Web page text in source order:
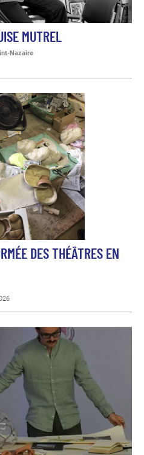
MUTREL
Nazaire
DES THÉÂTRES EN